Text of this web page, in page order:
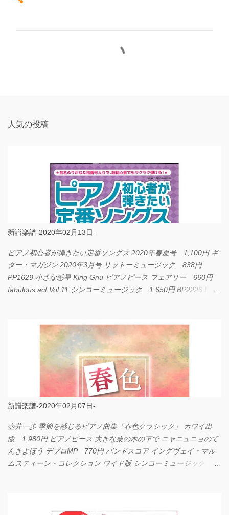
人気の投稿
新譜楽譜-2020年02月13日-
ピアノ初心者が弾きたい定番ソングス 2020年春夏号 1,100円 ギ
ター・マガジン 2020年3月号 リットーミュージック 838円
PP1629 小さな惑星 King Gnu ピアノピース フェアリー 660円
fabulous act Vol.11 シンコーミュージック 1,650円 BP2226 I
新譜楽譜-2020年02月07日-
壺井一歩 季節を感じるピアノ曲集「春色クラシック」 カワイ出
版 1,980円 ピアノピース 大きな栗の木の下で ニャニュニョのて
んきよほう デプロMP 770円 バンドスコア イングヴェイ・マル
ムスティーン・コレクション ワイド版 シンコーミュージック